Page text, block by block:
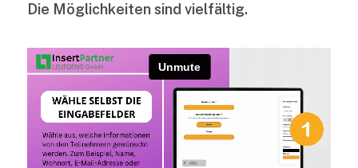
Die Möglichkeiten sind vielfältig.